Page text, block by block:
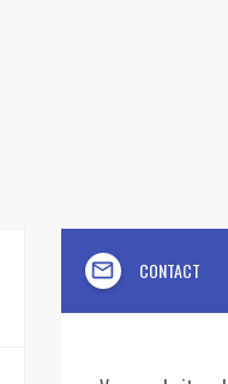
mail_outline CONTACT